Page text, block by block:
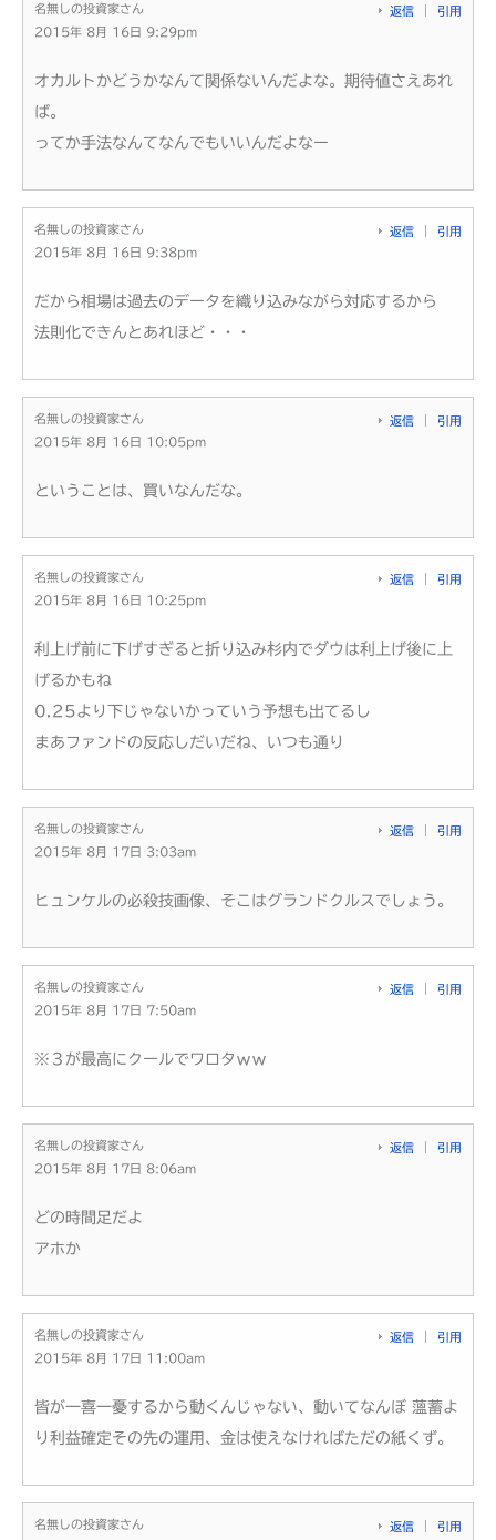
名無しの投資家さん
2015年 8月 16日 9:29pm
返信 引用
オカルトかどうかなんて関係ないんだよな。期待値さえあれ
ば。
ってか手法なんてなんでもいいんだよなー
名無しの投資家さん
2015年 8月 16日 9:38pm
返信 引用
だから相場は過去のデータを織り込みながら対応するから
法則化できんとあれほど・・・
名無しの投資家さん
2015年 8月 16日 10:05pm
返信 引用
ということは、買いなんだな。
名無しの投資家さん
2015年 8月 16日 10:25pm
返信 引用
利上げ前に下げすぎると折り込み杉内でダウは利上げ後に上
げるかもね
0.25より下じゃないかっていう予想も出てるし
まあファンドの反応しだいだね、いつも通り
名無しの投資家さん
2015年 8月 17日 3:03am
返信 引用
ヒュンケルの必殺技画像、そこはグランドクルスでしょう。
名無しの投資家さん
2015年 8月 17日 7:50am
返信 引用
※３が最高にクールでワロタｗｗ
名無しの投資家さん
2015年 8月 17日 8:06am
返信 引用
どの時間足だよ
アホか
名無しの投資家さん
2015年 8月 17日 11:00am
返信 引用
皆が一喜一憂するから動くんじゃない、動いてなんぼ 薀蓄よ
り利益確定その先の運用、金は使えなければただの紙くず。
名無しの投資家さん
返信 引用